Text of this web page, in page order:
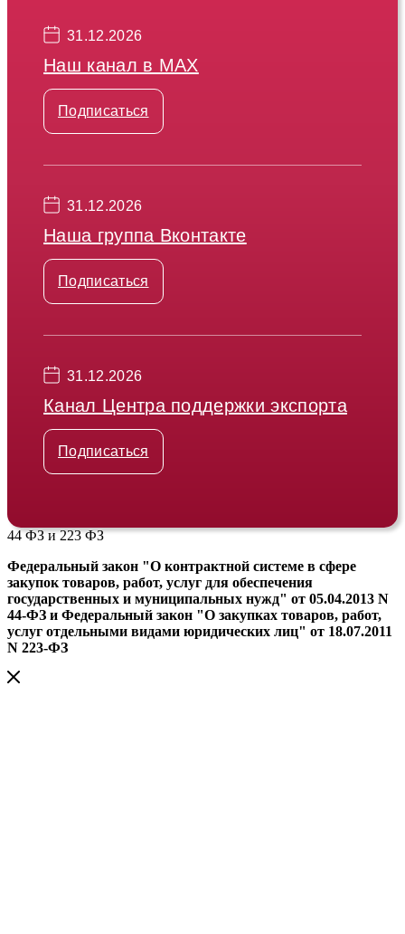
31.12.2026
Наш канал в МАХ
Подписаться
31.12.2026
Наша группа Вконтакте
Подписаться
31.12.2026
Канал Центра поддержки экспорта
Подписаться
44 ФЗ и 223 ФЗ
Федеральный закон "О контрактной системе в сфере
закупок товаров, работ, услуг для обеспечения
государственных и муниципальных нужд" от 05.04.2013 N
44-ФЗ и Федеральный закон "О закупках товаров, работ,
услуг отдельными видами юридических лиц" от 18.07.2011
N 223-ФЗ